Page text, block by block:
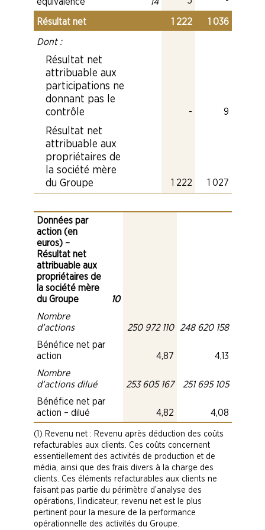
Quote-part dans les
Résultat net Résultat net
NotesRésultat net
2022
1 222 Résultat net
2021
1 036
Dont :
Résultat net
attribuable aux
participations ne
donnant pas le
contrôle
Résultat netRésultat net
2022
- 2021
9
Résultat net
attribuable aux
propriétaires de
la société mère
du Groupe
Résultat net
Notes Résultat net
2022
1 222 2021
1 027
Données par
action (en
euros) –
Résultat net
attribuable aux
propriétaires de
la société mère
du Groupe
10
Nombre
d’actions
250 972 110
248 620 158
Bénéfice net par
action
4,87
4,13
Nombre
d’actions dilué
253 605 167
251 695 105
Bénéfice net par
action – dilué
4,82 4,08
Revenu net : Revenu après déduction des coûts
refacturables aux clients. Ces coûts concernent
essentiellement des activités de production et de
média, ainsi que des frais divers à la charge des
clients. Ces éléments refacturables aux clients ne
faisant pas partie du périmètre d’analyse des
opérations, l’indicateur, revenu net est le plus
pertinent pour la mesure de la performance
opérationnelle des activités du Groupe.